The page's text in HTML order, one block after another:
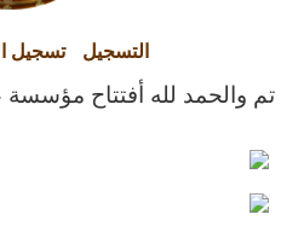
التسجيل تسجيل
تم والحمد لله أفتتاح مؤسسة